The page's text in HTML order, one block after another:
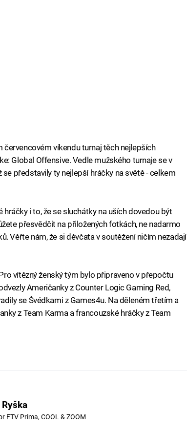
víkendu turnaj těch nejlepších
Global Offensive. Vedle mužského turnaje se v
představily ty nejlepší hráčky na světě - celkem
i to, že se sluchátky na uších dovedou být
přesvědčit na přiložených fotkách, ne nadarmo
Věřte nám, že si děvčata v soutěžení ničím nezadají
vítězný ženský tým bylo připraveno v přepočtu
Američanky z Counter Logic Gaming Red,
se Švédkami z Games4u. Na děleném třetím a
z Team Karma a francouzské hráčky z Team
Ryška
FTV Prima, COOL & ZOOM